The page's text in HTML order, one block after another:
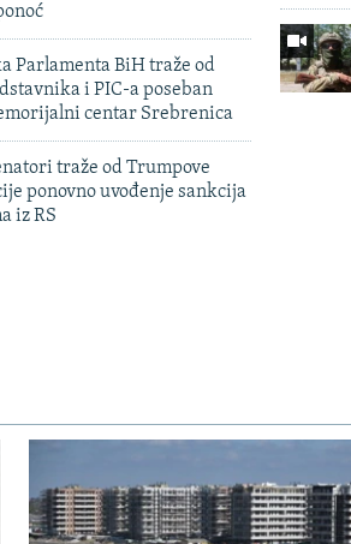
Parlamenta BiH traže od
i PIC-a poseban
centar Srebrenica
traže od Trumpove
ponovno uvođenje sankcija
iz RS